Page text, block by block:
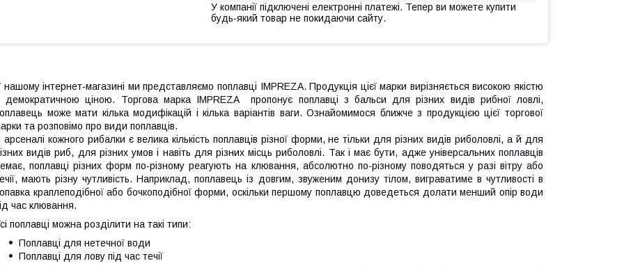
У компанії підключені електронні платежі. Тепер ви можете купити
будь-який товар не покидаючи сайту.
нашому інтернет-магазині ми представляємо поплавці IMPREZA. Продукція цієї марки вирізняється високою якістю
демократичною ціною. Торгова марка IMPREZA пропонує поплавці з бальси для різних видів рибної ловлі,
може мати кілька модифікацій і кілька варіантів ваги. Ознайомимося ближче з продукцією цієї торгової
та розповімо про види поплавців.
арсеналі кожного рибалки є велика кількість поплавців різної форми, не тільки для різних видів риболовлі, а й для
видів риб, для різних умов і навіть для різних місць риболовлі. Так і має бути, адже універсальних поплавців
поплавці різних форм по-різному реагують на клювання, абсолютно по-різному поводяться у разі вітру або
мають різну чутливість. Наприклад, поплавець із довгим, звуженим донизу тілом, виграватиме в чутливості в
краплеподібної або бочкоподібної форми, оскільки першому поплавцю доведеться долати менший опір води
час клювання.
поплавці можна розділити на такі типи:
Поплавці для нетечної води
Поплавці для лову під час течії